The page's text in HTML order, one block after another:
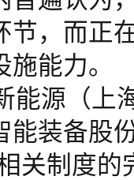
节，而正
能力。
能源（上
能装备股
关制度